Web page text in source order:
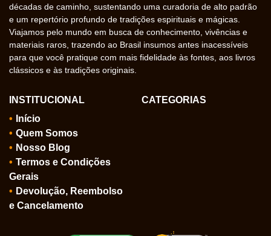
décadas de caminho, sustentando uma curadoria de alto padrão
e um repertório profundo de tradições espirituais e mágicas.
Viajamos pelo mundo em busca de conhecimento, vivências e
materiais raros, trazendo ao Brasil insumos antes inacessíveis
para que você pratique com mais fidelidade às fontes, aos livros
clássicos e às tradições originais.
INSTITUCIONAL
Início
Quem Somos
Nosso Blog
Termos e Condições
Gerais
Devolução, Reembolso
e Cancelamento
CATEGORIAS